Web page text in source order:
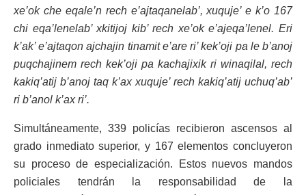
xe’ok che eqale’n rech e’ajtaqanelab’, xuquje’ e k’o 167
chi eqa’lenelab’ xkitijoj kib’ rech xe’ok e’ajeqa’lenel. Eri
k’ak’ e’ajtaqon ajchajin tinamit e’are ri’ kek’oji pa le b’anoj
puqchajinem rech kek’oji pa kachajixik ri winaqilal, rech
kakiq’atij b’anoj taq k’ax xuquje’ rech kakiq’atij uchuq’ab’
ri b’anol k’ax ri’.
Simultáneamente, 339 policías recibieron ascensos al
grado inmediato superior, y 167 elementos concluyeron
su proceso de especialización. Estos nuevos mandos
policiales tendrán la responsabilidad de la